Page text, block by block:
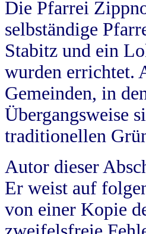
Die Pfarrei
selbständige
Stabitz und ein
wurden errichtet.
Gemeinden, in
Übergangsweise
traditionellen
Autor dieser
Er weist auf
von einer Kopie